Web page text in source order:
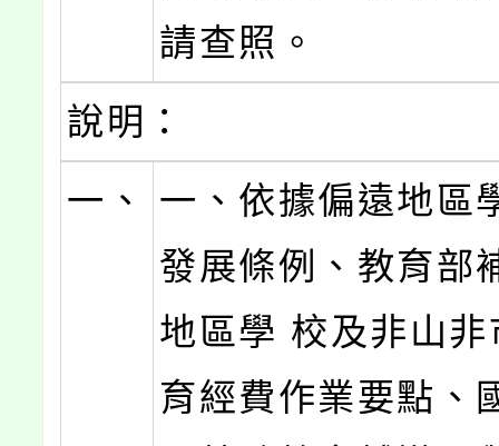
請查照。
說明：
一、
一、依據偏遠地區
發展條例、教育部
地區學 校及非山
育經費作業要點、